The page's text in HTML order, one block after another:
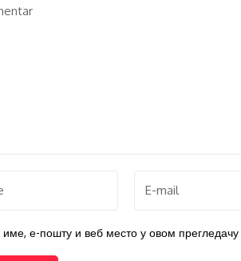
име, е-пошту и веб место у овом